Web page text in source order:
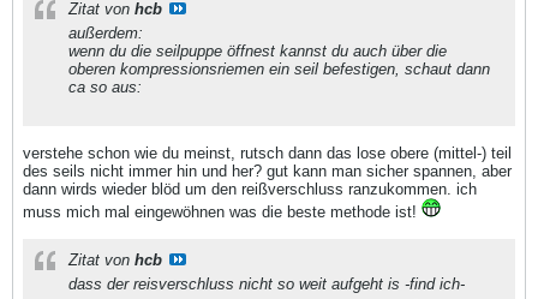
Zitat von hcb
außerdem:
wenn du die seilpuppe öffnest kannst du auch über die
oberen kompressionsriemen ein seil befestigen, schaut dann
ca so aus:
verstehe schon wie du meinst, rutsch dann das lose obere (mittel-) teil
des seils nicht immer hin und her? gut kann man sicher spannen, aber
dann wirds wieder blöd um den reißverschluss ranzukommen. ich
muss mich mal eingewöhnen was die beste methode ist!
Zitat von hcb
dass der reisverschluss nicht so weit aufgeht is -find ich-